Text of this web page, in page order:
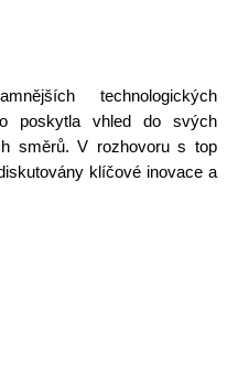
technologických
poskytla vhled do svých
směrů. V rozhovoru s top
klíčové inovace a